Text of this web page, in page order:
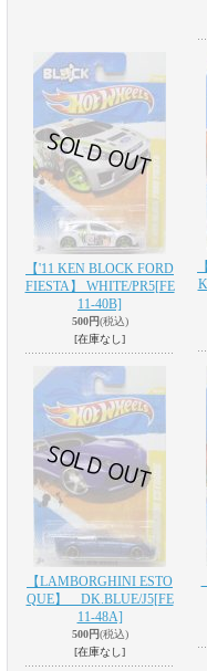
【'11 KEN BLOCK FORD
FIESTA】 WHITE/PR5[FE
11-40B]
500円(税込)
[在庫なし]
【LAMBORGHINI ESTO
QUE】 DK.BLUE/J5[FE
11-48A]
500円(税込)
[在庫なし]